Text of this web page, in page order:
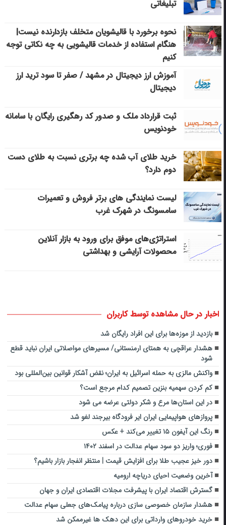
تبلیغاتی
نحوه برخورد با قالیشویان متخلف بازدارنده نیست|
هنگام استفاده از خدمات قالیشویی به چه نکاتی توجه
کنیم
آموزش ارز دیجیتال در مشهد / صفر تا سود ترید ارز
دیجیتال
ثبت قرارداد ملک و صدور کد رهگیری رایگان با سامانه
خودنویس
خرید طلای آب شده چه برتری نسبت به طلای دست
دوم دارد؟
لیست نمایندگی های برتر فروش و تعمیرات
سامسونگ در شهرک غرب
استراتژی‌های موفق برای ورود به بازار آنلاین
محصولات آرایشی و بهداشتی
اخبار در حال مشاهده توسط کاربران
بازدید از موزه‌ها برای این افراد رایگان شد
هشدار عراقچی به همتای ارمنستانی/ مسیرهای مواصلاتی ایران نباید قطع
شود
واکنش مالزی به حمله اسرائیل به ایران؛ نقض آشکار قوانین بین‌المللی بود
کم کردن سهمیه بنزین تصمیم کدام مرجع است؟
در این استان‌ها مرع و شکر دولتی عرضه می شود
پروازهای هواپیمایی ایران ایر فرودگاه بیرجند لغو شد
رنگ این آیفون ۱۵ تغییر می‌کند + عکس
فوری؛ واریز دو سود سهام عدالت در اسفند ۱۴۰۲
دور خیز عجیب طلا برای افزایش قیمت | منتظر انفجار بازار باشیم؟
آخرین وضعیت احیای دریاچه ارومیه
گسترش اقتصاد ایران با پیشرفت مجلات اقتصادی ایران و جهان
هشدار سازمان خصوصی سازی درباره پیامک‌های جعلی سهام عدالت
خرید خودروهای وارداتی برای این دهک ها غیرممکن شد